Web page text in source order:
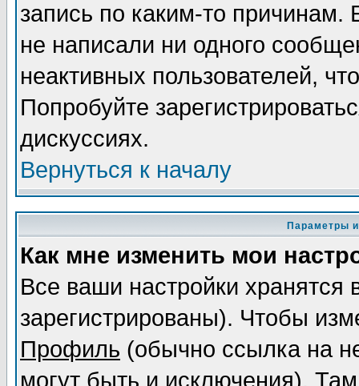
запись по каким-то
не написали ни одного
неактивных пользователей,
Попробуйте
дискуссиях.
Вернуться к началу
Параметры
Как мне изменить мои
Все ваши настройки
зарегистрированы). Чтобы
Профиль (обычно ссылка на
могут быть и исключения).